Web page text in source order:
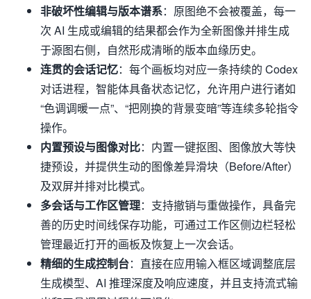
非破坏性编辑与版本谱系：原图绝不会被覆盖，每一
次 AI 生成或编辑的结果都会作为全新图像并排生成
于源图右侧，自然形成清晰的版本血缘历史。
连贯的会话记忆：每个画板均对应一条持续的 Codex
对话进程，智能体具备状态记忆，允许用户进行诸如
“色调调暖一点”、“把刚换的背景变暗”等连续多轮指令
操作。
内置预设与图像对比：内置一键抠图、图像放大等快
捷预设，并提供生动的图像差异滑块（Before/After）
及双屏并排对比模式。
多会话与工作区管理：支持撤销与重做操作，具备完
善的历史时间线保存功能，可通过工作区侧边栏轻松
管理最近打开的画板及恢复上一次会话。
精细的生成控制台：直接在应用输入框区域调整底层
生成模型、AI 推理深度及响应速度，并且支持流式输